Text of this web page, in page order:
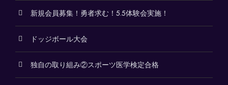
新規会員募集！勇者求む！5.5体験会実施！
ドッジボール大会
独自の取り組み②スポーツ医学検定合格